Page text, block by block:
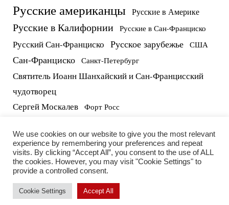
Русские американцы Русские в Америке
Русские в Калифорнии Русские в Сан-Франциско
Русский Сан-Франциско Русское зарубежье США
Сан-Франциско Санкт-Петербург
Святитель Иоанн Шанхайский и Сан-Францисский
чудотворец
Сергей Москалев Форт Росс
We use cookies on our website to give you the most relevant
experience by remembering your preferences and repeat
visits. By clicking “Accept All”, you consent to the use of ALL
the cookies. However, you may visit "Cookie Settings" to
provide a controlled consent.
Cookie Settings Accept All